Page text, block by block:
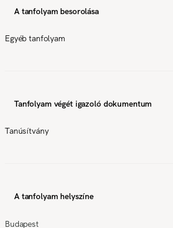
A tanfolyam besorolása
Egyéb tanfolyam
Tanfolyam végét igazoló dokumentum
Tanúsítvány
A tanfolyam helyszíne
Budapest